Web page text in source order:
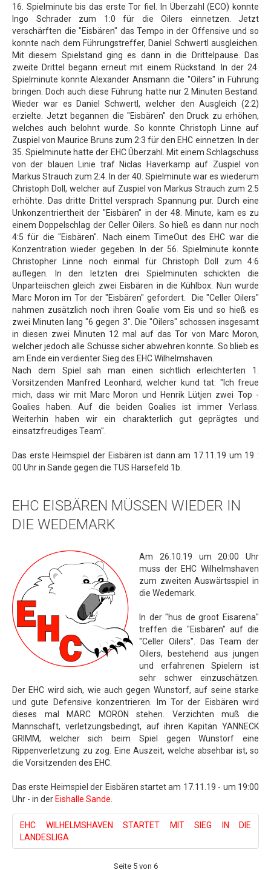
16. Spielminute bis das erste Tor fiel. In Überzahl (ECO) konnte
Ingo Schrader zum 1:0 für die Oilers einnetzen. Jetzt
verschärften die "Eisbären" das Tempo in der Offensive und so
konnte nach dem Führungstreffer, Daniel Schwertl ausgleichen.
Mit diesem Spielstand ging es dann in die Drittelpause. Das
zweite Drittel begann erneut mit einem Rückstand. In der 24.
Spielminute konnte Alexander Ansmann die "Oilers" in Führung
bringen. Doch auch diese Führung hatte nur 2 Minuten Bestand.
Wieder war es Daniel Schwertl, welcher den Ausgleich (2:2)
erzielte. Jetzt begannen die "Eisbären" den Druck zu erhöhen,
welches auch belohnt wurde. So konnte Christoph Linne auf
Zuspiel von Maurice Bruns zum 2:3 für den EHC einnetzen. In der
35. Spielminute hatte der EHC Überzahl. Mit einem Schlagschuss
von der blauen Linie traf Niclas Haverkamp auf Zuspiel von
Markus Strauch zum 2:4. In der 40. Spielminute war es wiederum
Christoph Doll, welcher auf Zuspiel von Markus Strauch zum 2:5
erhöhte. Das dritte Drittel versprach Spannung pur. Durch eine
Unkonzentriertheit der "Eisbären" in der 48. Minute, kam es zu
einem Doppelschlag der Celler Oilers. So hieß es dann nur noch
4:5 für die "Eisbären". Nach einem TimeOut des EHC war die
Konzentration wieder gegeben. In der 56. Spielminute konnte
Christopher Linne noch einmal für Christoph Doll zum 4:6
auflegen. In den letzten drei Spielminuten schickten die
Unparteiischen gleich zwei Eisbären in die Kühlbox. Nun wurde
Marc Moron im Tor der "Eisbären" gefordert. Die "Celler Oilers"
nahmen zusätzlich noch ihren Goalie vom Eis und so hieß es
zwei Minuten lang "6 gegen 3". Die "Oilers" schossen insgesamt
in diesen zwei Minuten 12 mal auf das Tor von Marc Moron,
welcher jedoch alle Schüsse sicher abwehren konnte. So blieb es
am Ende ein verdienter Sieg des EHC Wilhelmshaven.
Nach dem Spiel sah man einen sichtlich erleichterten 1.
Vorsitzenden Manfred Leonhard, welcher kund tat: "Ich freue
mich, dass wir mit Marc Moron und Henrik Lütjen zwei Top -
Goalies haben. Auf die beiden Goalies ist immer Verlass.
Weiterhin haben wir ein charakterlich gut geprägtes und
einsatzfreudiges Team".
Das erste Heimspiel der Eisbären ist dann am 17.11.19 um 19 :
00 Uhr in Sande gegen die TUS Harsefeld 1b.
EHC EISBÄREN MÜSSEN WIEDER IN
DIE WEDEMARK
Am 26.10.19 um 20:00 Uhr
muss der EHC Wilhelmshaven
zum zweiten Auswärtsspiel in
die Wedemark.
In der "hus de groot Eisarena"
treffen die "Eisbären" auf die
"Celler Oilers". Das Team der
Oilers, bestehend aus jungen
und erfahrenen Spielern ist
sehr schwer einzuschätzen.
Der EHC wird sich, wie auch gegen Wunstorf, auf seine starke
und gute Defensive konzentrieren. Im Tor der Eisbären wird
dieses mal MARC MORON stehen. Verzichten muß die
Mannschaft, verletzungsbedingt, auf ihren Kapitän YANNECK
GRIMM, welcher sich beim Spiel gegen Wunstorf eine
Rippenverletzung zu zog. Eine Auszeit, welche absehbar ist, so
die Vorsitzenden des EHC.
Das erste Heimspiel der Eisbären startet am 17.11.19 - um 19:00
Uhr - in der Eishalle Sande
EHC WILHELMSHAVEN STARTET MIT SIEG IN DIE
LANDESLIGA
Seite 5 von 6